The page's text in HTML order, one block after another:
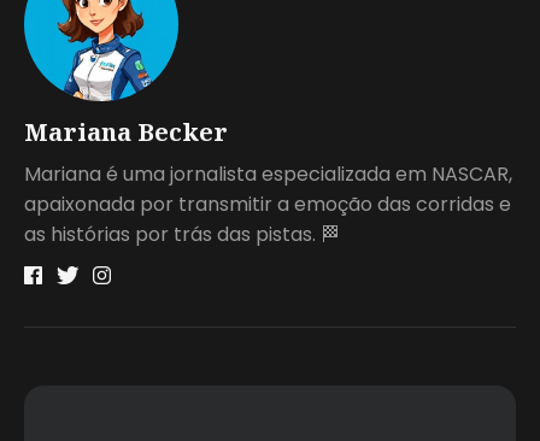
Mariana Becker
Mariana é uma jornalista especializada em NASCAR,
apaixonada por transmitir a emoção das corridas e
as histórias por trás das pistas. 🏁